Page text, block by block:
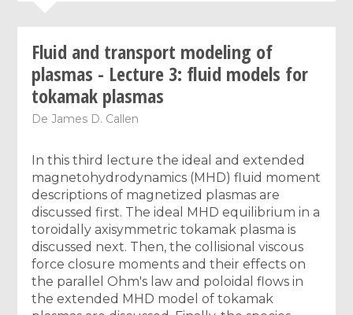
Fluid and transport modeling of
plasmas - Lecture 3: fluid models for
tokamak plasmas
DeJames D. Callen
In this third lecture the ideal and extended
magnetohydrodynamics (MHD) fluid moment
descriptions of magnetized plasmas are
discussed first. The ideal MHD equilibrium in a
toroidally axisymmetric tokamak plasma is
discussed next. Then, the collisional viscous
force closure moments and their effects on
the parallel Ohm's law and poloidal flows in
the extended MHD model of tokamak